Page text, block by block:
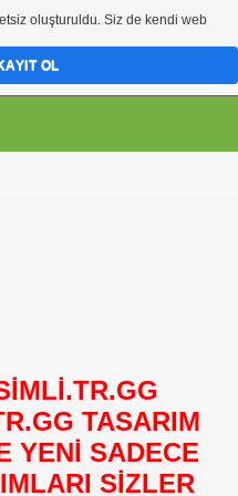
TASARIM
YENİ SADECE
SİZLER
oluşturuldu. Siz de kendi web
OL